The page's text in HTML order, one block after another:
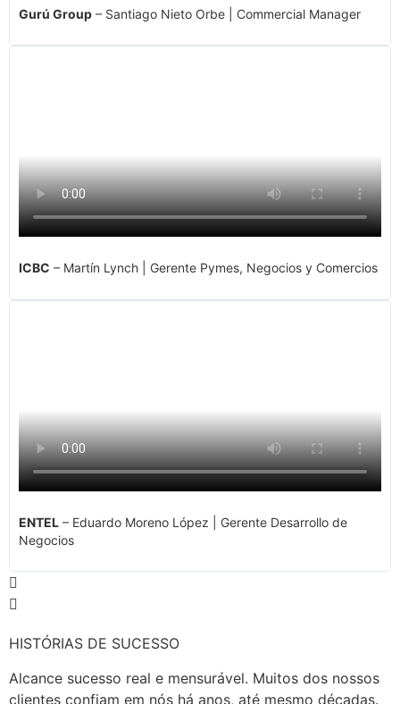
Gurú Group – Santiago Nieto Orbe | Commercial Manager
ICBC – Martín Lynch | Gerente Pymes, Negocios y Comercios
ENTEL – Eduardo Moreno López | Gerente Desarrollo de
Negocios
HISTÓRIAS DE SUCESSO
Alcance sucesso real e mensurável. Muitos dos nossos
clientes confiam em nós há anos, até mesmo décadas.